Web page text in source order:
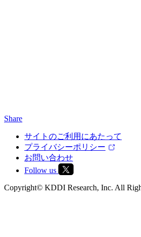
Share
サイトのご利用にあたって
プライバシーポリシー
お問い合わせ
Follow us
Copyright© KDDI Research, Inc. All